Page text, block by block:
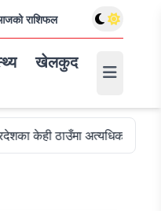
राशिफल
खेलकुद
अत्यधिक वर्षा हुन सक्ने